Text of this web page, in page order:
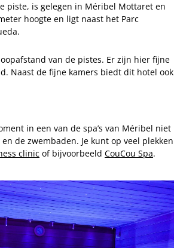
piste, is gelegen in Méribel Mottaret en
hoogte en ligt naast het Parc
van de pistes. Er zijn hier fijne
Naast de fijne kamers biedt dit hotel ook
in een van de spa’s van Méribel niet
de zwembaden. Je kunt op veel plekken
clinic of bijvoorbeeld CouCou Spa.